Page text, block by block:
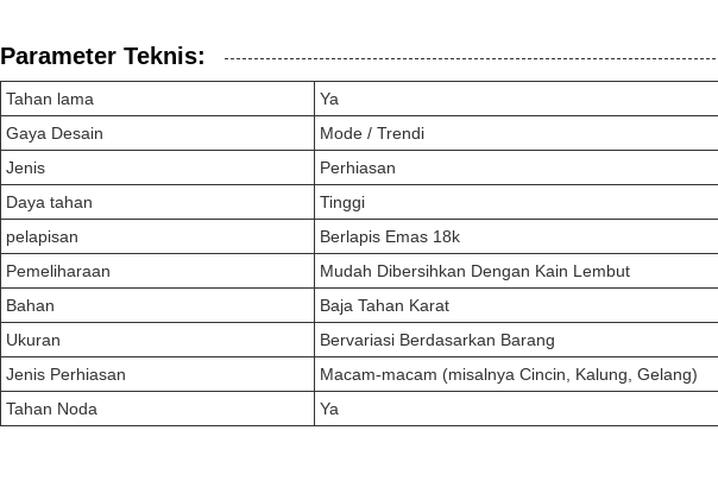
Parameter Teknis:
Tahan lama
Ya
Gaya Desain
Mode / Trendi
Jenis
Perhiasan
Daya tahan
Tinggi
pelapisan
Berlapis Emas 18k
Pemeliharaan
Mudah Dibersihkan Dengan Kain Lembut
Bahan
Baja Tahan Karat
Ukuran
Bervariasi Berdasarkan Barang
Jenis Perhiasan
Macam-macam (misalnya Cincin, Kalung, Gelang)
Tahan Noda
Ya